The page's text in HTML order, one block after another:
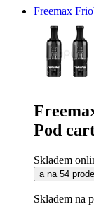
Freemax
Pod
Skladem
a na 54
Skladem na